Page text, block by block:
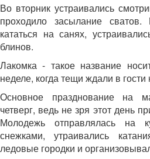
Во вторник устраивались
проходило засылание сватов.
кататься на санях,
блинов.
Лакомка - такое название
неделе, когда тещи ждали в
Основное празднование на
четверг, ведь не зря этот день
Молодежь отправлялась на
снежками, утраивались
ледовые городки и